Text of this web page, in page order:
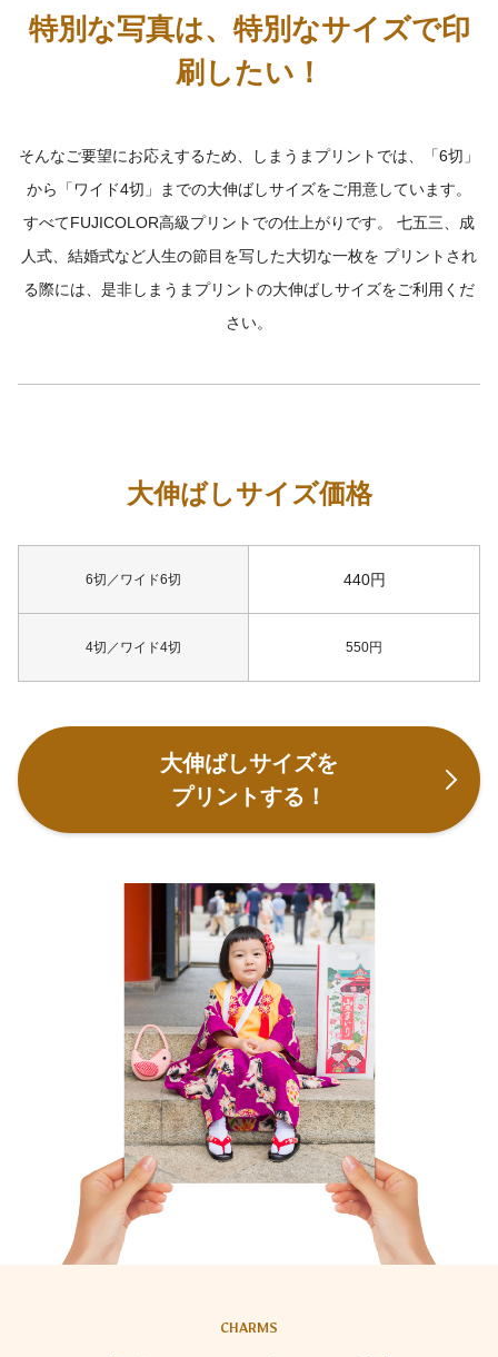
特別な写真は、特別なサイズで印
刷したい！
そんなご要望にお応えするため、しまうまプリントでは、「6切」
から「ワイド4切」までの大伸ばしサイズをご用意しています。
すべてFUJICOLOR高級プリントでの仕上がりです。 七五三、成
人式、結婚式など人生の節目を写した大切な一枚を プリントされ
る際には、是非しまうまプリントの大伸ばしサイズをご利用くだ
さい。
大伸ばしサイズ価格
6切／ワイド6切 440円
4切／ワイド4切 550円
大伸ばしサイズを
プリントする！
CHARMS